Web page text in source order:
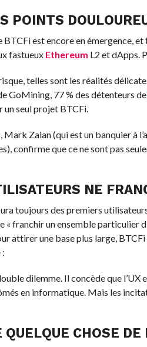
POINTS
BTCFi est encore en émergence,
fastueux Ethereum L2 et dApps.
telles sont les réalités
GoMining, 77 % des détenteurs de
un seul projet BTCFi.
Zalan (qui est un banquier à
confirme que ce ne sont pas
NE
toujours des premiers
franchir un ensemble particulier
attirer une base plus large,
dilemme. Il concède que
en informatique. Mais les
QUELQUE CHOSE